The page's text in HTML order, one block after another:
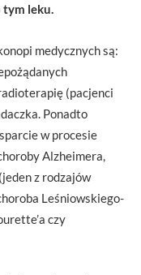
leku.
medycznych są:
(pacjenci
Ponadto
w procesie
Alzheimera,
z rodzajów
Leśniowskiego-
czy